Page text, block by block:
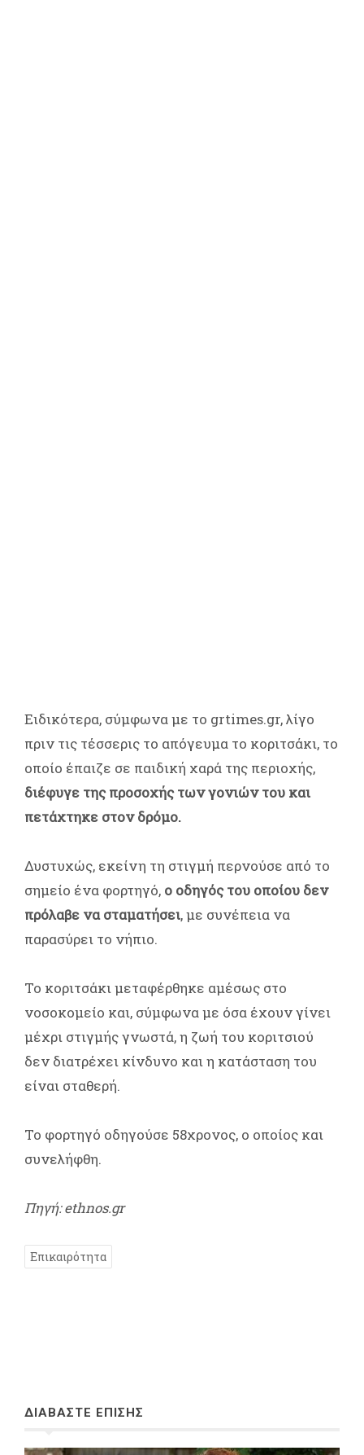
Ειδικότερα, σύμφωνα με το grtimes.gr, λίγο
πριν τις τέσσερις το απόγευμα το κοριτσάκι, το
οποίο έπαιζε σε παιδική χαρά της περιοχής,
διέφυγε της προσοχής των γονιών του και
πετάχτηκε στον δρόμο.
Δυστυχώς, εκείνη τη στιγμή περνούσε από το
σημείο ένα φορτηγό, ο οδηγός του οποίου δεν
πρόλαβε να σταματήσει, με συνέπεια να
παρασύρει το νήπιο.
Το κοριτσάκι μεταφέρθηκε αμέσως στο
νοσοκομείο και, σύμφωνα με όσα έχουν γίνει
μέχρι στιγμής γνωστά, η ζωή του κοριτσιού
δεν διατρέχει κίνδυνο και η κατάσταση του
είναι σταθερή.
Το φορτηγό οδηγούσε 58χρονος, ο οποίος και
συνελήφθη.
Πηγή: ethnos.gr
Επικαιρότητα
ΔΙΑΒΑΣΤΕ ΕΠΙΣΗΣ